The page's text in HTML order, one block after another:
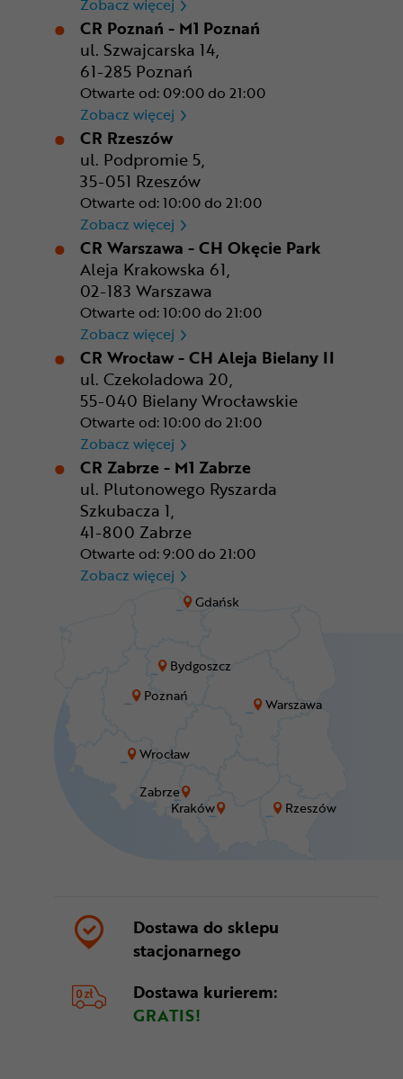
Bydgoszcz
Gdańsk
Kraków
Poznań
Rzeszów
Warszawa
Wrocław
Zabrze
Zobacz więcej
CR Poznań - M1 Poznań
ul. Szwajcarska 14,
61-285 Poznań
Otwarte od: 09:00 do 21:00
Zobacz więcej CR Poznań - M1 Poznań
CR Rzeszów
ul. Podpromie 5,
35-051 Rzeszów
Otwarte od: 10:00 do 21:00
Zobacz więcej CR Rzeszów
CR Warszawa - CH Okęcie Park
Aleja Krakowska 61,
02-183 Warszawa
Otwarte od: 10:00 do 21:00
Zobacz więcej CR Warszawa - CH Okęcie
CR Wrocław - CH Aleja Bielany II
ul. Czekoladowa 20,
55-040 Bielany Wrocławskie
Otwarte od: 10:00 do 21:00
Zobacz więcej CR Wrocław - CH Aleja
CR Zabrze - M1 Zabrze
ul. Plutonowego Ryszarda
Szkubacza 1,
41-800 Zabrze
Otwarte od: 9:00 do 21:00
Zobacz więcej CR Zabrze - M1 Zabrze
Dostawa do sklepu
stacjonarnego
Dostawa kurierem:
GRATIS!